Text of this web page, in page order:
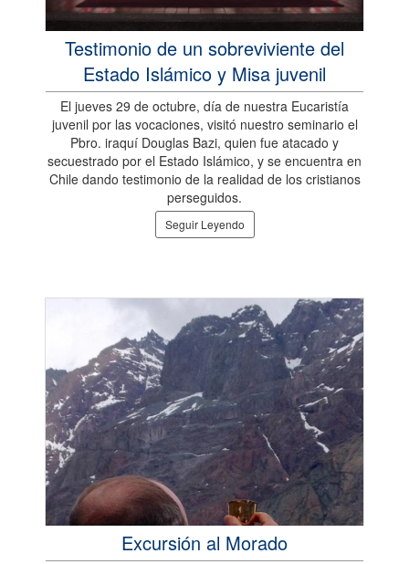
Testimonio de un sobreviviente del
Estado Islámico y Misa juvenil
El jueves 29 de octubre, día de nuestra Eucaristía
juvenil por las vocaciones, visitó nuestro seminario el
Pbro. iraquí Douglas Bazi, quien fue atacado y
secuestrado por el Estado Islámico, y se encuentra en
Chile dando testimonio de la realidad de los cristianos
perseguidos.
Seguir Leyendo
Excursión al Morado